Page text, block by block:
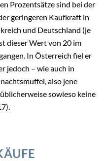
Prozentsätze sind bei der
geringeren Kaufkraft in
und Deutschland (je
dieser Wert von 20 im
In Österreich fiel er
jedoch – wie auch in
also jene
sowieso keine